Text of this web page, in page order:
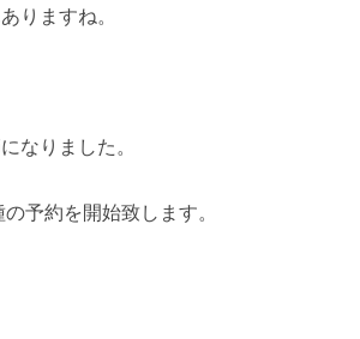
りますね。
なりました。
予約を開始致します。